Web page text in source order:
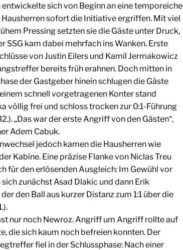
entwickelte sich von Beginn an eine temporeiche
Hausherren sofort die Initiative ergriffen. Mit viel
Pressing setzten sie die Gäste unter Druck,
SSG kam dabei mehrfach ins Wanken. Erste
von Justin Eilers und Kamil Jermakowicz
bereits früh erahnen. Doch mitten in
der Gastgeber hinein schlugen die Gäste
schnell vorgetragenen Konter stand
völlig frei und schloss trocken zur 0:1-Führung
„Das war der erste Angriff von den Gästen“,
Adem Cabuk.
jedoch kamen die Hausherren wie
Kabine. Eine präzise Flanke von Niclas Treu
für den erlösenden Ausgleich: Im Gewühl vor
zunächst Asad Dlakic und dann Erik
den Ball aus kurzer Distanz zum 1:1 über die
nur noch Newroz. Angriff um Angriff rollte auf
die sich kaum noch befreien konnten. Der
fiel in der Schlussphase: Nach einer